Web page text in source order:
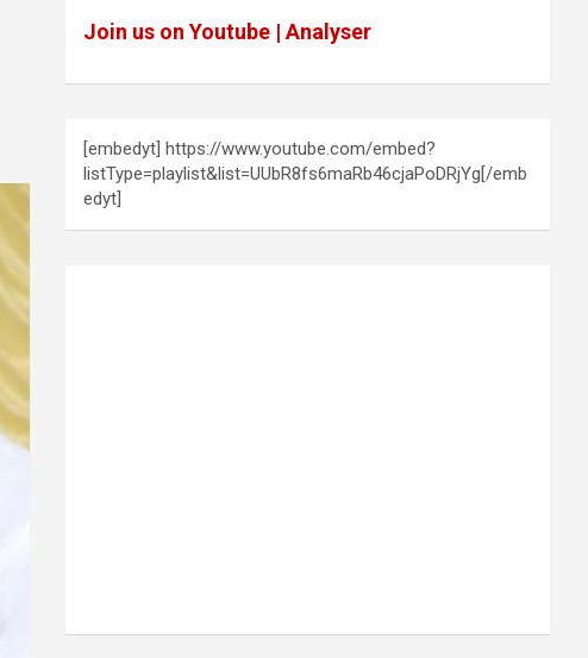
Join us on Youtube | Analyser
[embedyt] https://www.youtube.com/embed?
listType=playlist&list=UUbR8fs6maRb46cjaPoDRjYg[/emb
edyt]